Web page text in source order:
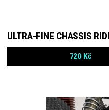
ULTRA-FINE CHASSIS
720 Kč